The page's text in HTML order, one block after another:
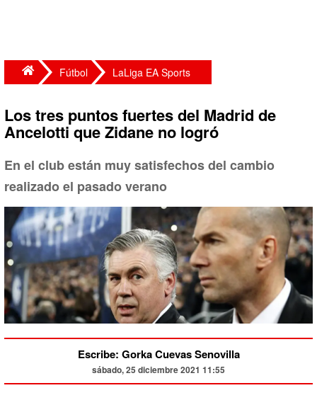
Fútbol LaLiga EA Sports
Los tres puntos fuertes del Madrid de
Ancelotti que Zidane no logró
En el club están muy satisfechos del cambio
realizado el pasado verano
Escribe: Gorka Cuevas Senovilla
sábado, 25 diciembre 2021 11:55